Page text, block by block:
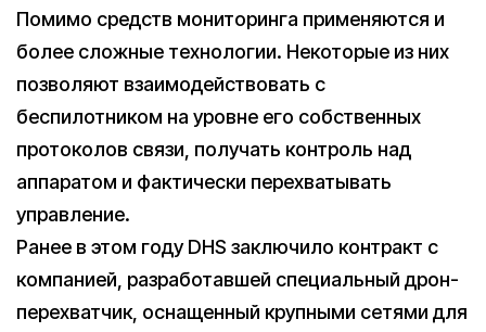
Помимо средств мониторинга применяются и
более сложные технологии. Некоторые из них
позволяют взаимодействовать с
беспилотником на уровне его собственных
протоколов связи, получать контроль над
аппаратом и фактически перехватывать
управление.
Ранее в этом году DHS заключило контракт с
компанией, разработавшей специальный дрон-
перехватчик, оснащенный крупными сетями для